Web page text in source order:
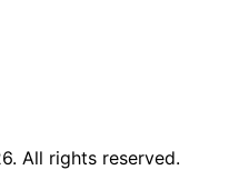
All rights reserved.